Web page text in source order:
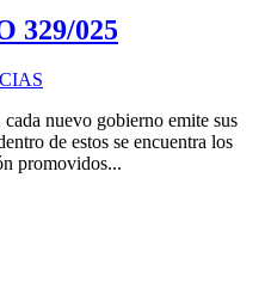
329/025
nuevo gobierno emite sus
de estos se encuentra los
promovidos...